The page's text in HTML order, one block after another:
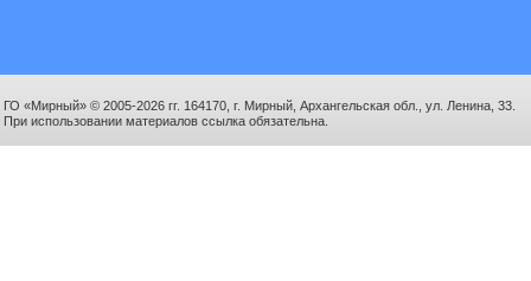
ГО «Мирный» © 2005-2026 гг. 164170, г. Мирный, Архангельская обл., ул. Ленина, 33.
При использовании материалов ссылка обязательна.